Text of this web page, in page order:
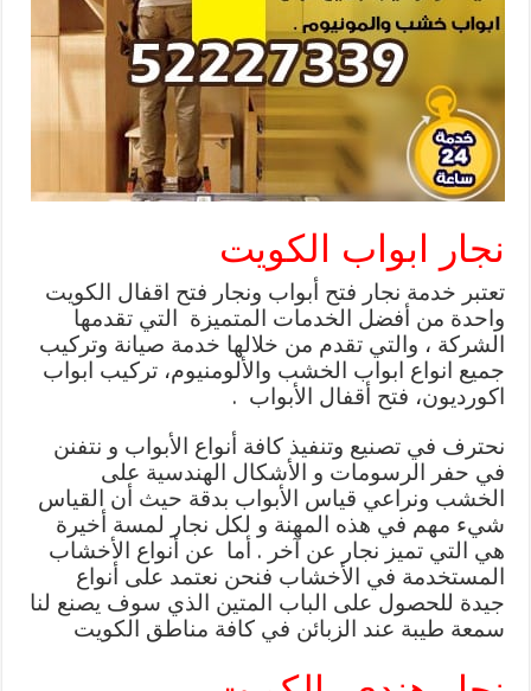
نجار ابواب الكويت
تعتبر خدمة نجار فتح أبواب ونجار فتح اقفال الكويت
واحدة من أفضل الخدمات المتميزة التي تقدمها
الشركة ، والتي تقدم من خلالها خدمة صيانة وتركيب
جميع انواع ابواب الخشب والألومنيوم، تركيب ابواب
اكورديون، فتح أقفال الأبواب .
نحترف في تصنيع وتنفيذ كافة أنواع الأبواب و نتفنن
في حفر الرسومات و الأشكال الهندسية على
الخشب ونراعي قياس الأبواب بدقة حيث أن القياس
شيء مهم في هذه المهنة و لكل نجار لمسة أخيرة
هي التي تميز نجار عن آخر . أما عن أنواع الأخشاب
المستخدمة في الأخشاب فنحن نعتمد على أنواع
جيدة للحصول على الباب المتين الذي سوف يصنع لنا
سمعة طيبة عند الزبائن في كافة مناطق الكويت